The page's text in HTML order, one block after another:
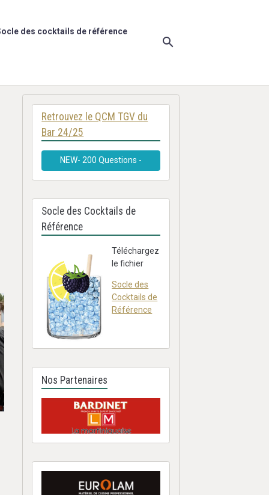
des cocktails de référence
Retrouvez le QCM TGV du
Bar 24/25
NEW- 200 Questions -
Socle des Cocktails de
Référence
Téléchargez
le fichier
Socle des
Cocktails de
Référence
Nos Partenaires